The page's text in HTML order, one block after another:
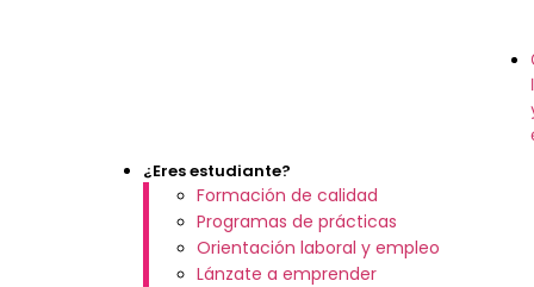
¿Eres estudiante?
Formación de calidad
Programas de prácticas
Orientación laboral y empleo
Lánzate a emprender